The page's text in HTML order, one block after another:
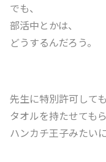
でも、
部活中とかは、
どうするんだろう。
先生に特別許可しても
タオルを持たせても
ハンカチ王子みたい